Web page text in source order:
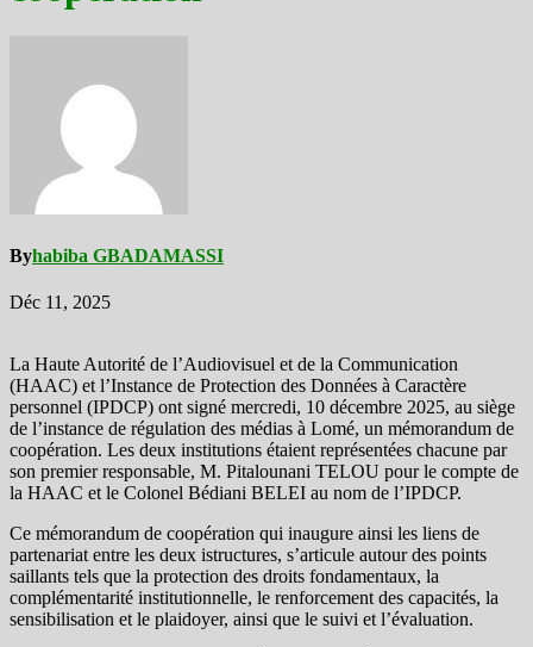
Byhabiba GBADAMASSI
Déc 11, 2025
La Haute Autorité de l’Audiovisuel et de la Communication
(HAAC) et l’Instance de Protection des Données à Caractère
personnel (IPDCP) ont signé mercredi, 10 décembre 2025, au siège
de l’instance de régulation des médias à Lomé, un mémorandum de
coopération. Les deux institutions étaient représentées chacune par
son premier responsable, M. Pitalounani TELOU pour le compte de
la HAAC et le Colonel Bédiani BELEI au nom de l’IPDCP.
Ce mémorandum de coopération qui inaugure ainsi les liens de
partenariat entre les deux istructures, s’articule autour des points
saillants tels que la protection des droits fondamentaux, la
complémentarité institutionnelle, le renforcement des capacités, la
sensibilisation et le plaidoyer, ainsi que le suivi et l’évaluation.